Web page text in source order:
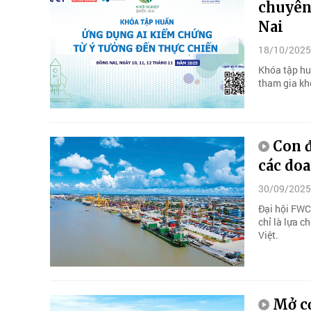
Nai
18/10/
Khóa tập
tham gia
Con
các
30/09/
Đại hội
chỉ là lựa
Việt.
Mở